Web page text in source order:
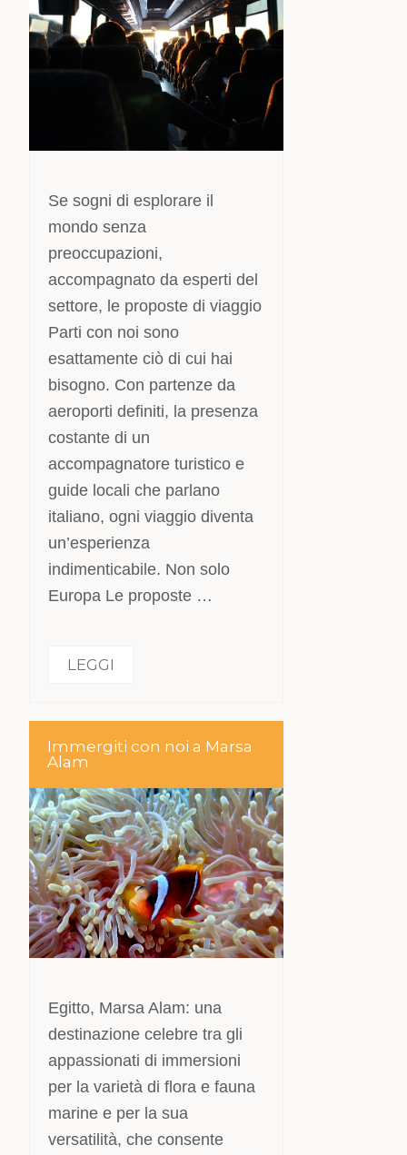
Se sogni di esplorare il
mondo senza
preoccupazioni,
accompagnato da esperti del
settore, le proposte di viaggio
Parti con noi sono
esattamente ciò di cui hai
bisogno. Con partenze da
aeroporti definiti, la presenza
costante di un
accompagnatore turistico e
guide locali che parlano
italiano, ogni viaggio diventa
un’esperienza
indimenticabile. Non solo
Europa Le proposte …
LEGGI
Immergiti con noi a Marsa
Alam
Egitto, Marsa Alam: una
destinazione celebre tra gli
appassionati di immersioni
per la varietà di flora e fauna
marine e per la sua
versatilità, che consente